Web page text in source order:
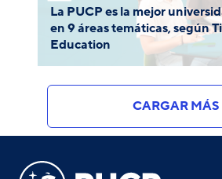
La PUCP es la mejor
en 9 áreas temáticas, según
Education
,
Ciencias de la
, y
Psicología
.
CARGAR MÁS